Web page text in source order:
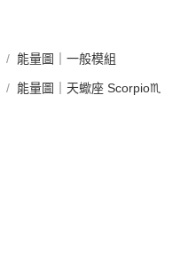
能量圖｜一般模組
能量圖｜天蠍座 Scorpio♏